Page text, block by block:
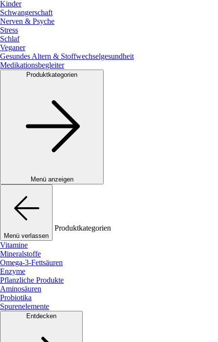
Kinder
Schwangerschaft
Nerven & Psyche
Stress
Schlaf
Veganer
Gesundes Altern & Stoffwechselgesundheit
Medikationsbegleiter
Produktkategorien
Menü anzeigen
Menü verlassen
Produktkategorien
Vitamine
Mineralstoffe
Omega-3-Fettsäuren
Enzyme
Pflanzliche Produkte
Aminosäuren
Probiotika
Spurenelemente
Entdecken